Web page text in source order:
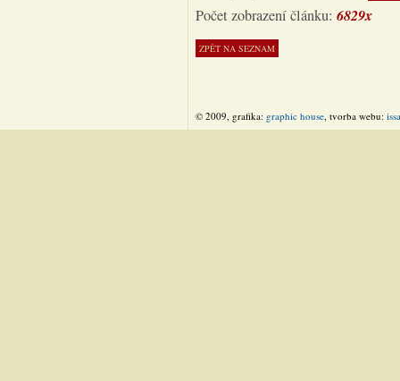
Počet zobrazení článku: 6829x
© 2009, grafika: graphic house, tvorba webu: